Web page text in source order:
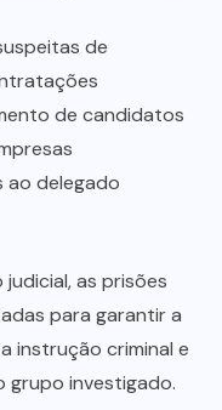
de
de candidatos
ao delegado
as prisões
para garantir a
instrução criminal e
investigado.